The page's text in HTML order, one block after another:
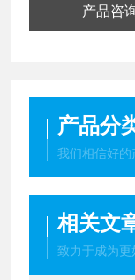
产品咨
产品分
我们相信好的
相关文
致力于成为更